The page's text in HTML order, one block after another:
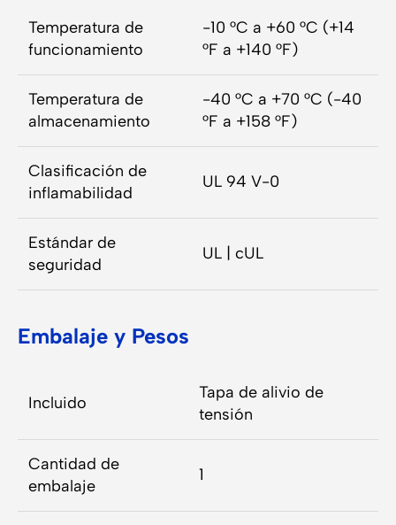
Temperatura de
funcionamiento
-10 °C a +60 °C (+14
°F a +140 °F)
Temperatura de
almacenamiento
-40 °C a +70 °C (-40
°F a +158 °F)
Clasificación de
inflamabilidad
UL 94 V-0
Estándar de
seguridad
UL | cUL
Embalaje y Pesos
Incluido
Tapa de alivio de
tensión
Cantidad de
embalaje
1